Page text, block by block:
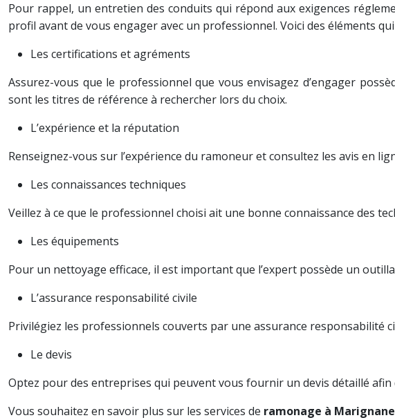
Pour rappel, un entretien des conduits qui répond aux exigences
profil avant de vous engager avec un professionnel. Voici des éléments
Les certifications et agréments
Assurez-vous que le professionnel que vous envisagez d’engager
sont les titres de référence à rechercher lors du choix.
L’expérience et la réputation
Renseignez-vous sur l’expérience du ramoneur et consultez les avis en
Les connaissances techniques
Veillez à ce que le professionnel choisi ait une bonne connaissance des
Les équipements
Pour un nettoyage efficace, il est important que l’expert possède un
L’assurance responsabilité civile
Privilégiez les professionnels couverts par une assurance responsabilité
Le devis
Optez pour des entreprises qui peuvent vous fournir un devis détaillé
Vous souhaitez en savoir plus sur les services de ramonage à Marignane